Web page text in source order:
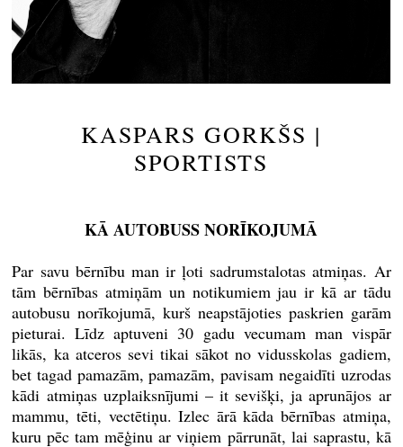
KASPARS GORKŠS |
SPORTISTS
KĀ AUTOBUSS NORĪKOJUMĀ
Par savu bērnību man ir ļoti sadrumstalotas atmiņas. Ar
tām bērnības atmiņām un notikumiem jau ir kā ar tādu
autobusu norīkojumā, kurš neapstājoties paskrien garām
pieturai. Līdz aptuveni 30 gadu vecumam man vispār
likās, ka atceros sevi tikai sākot no vidusskolas gadiem,
bet tagad pamazām, pamazām, pavisam negaidīti uzrodas
kādi atmiņas uzplaiksnījumi – it sevišķi, ja aprunājos ar
mammu, tēti, vectētiņu. Izlec ārā kāda bērnības atmiņa,
kuru pēc tam mēģinu ar viņiem pārrunāt, lai saprastu, kā